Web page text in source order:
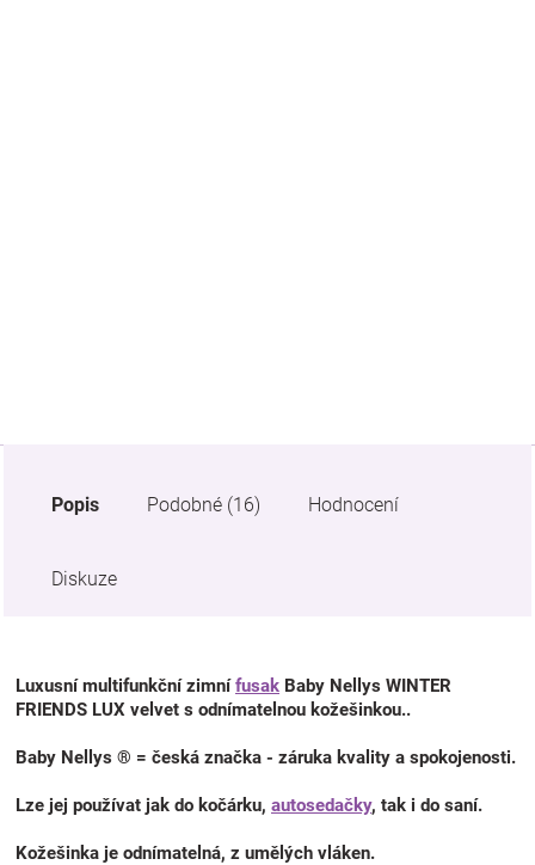
Popis Podobné (16) Hodnocení
Diskuze
Luxusní multifunkční zimnífusak Baby Nellys WINTER
FRIENDS LUX velvet s odnímatelnou kožešinkou..
Baby Nellys ® = česká značka - záruka kvality a spokojenosti.
Lze jej používat jak do kočárku, autosedačky, tak i do saní.
Kožešinka je odnímatelná, z umělých vláken.